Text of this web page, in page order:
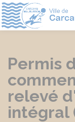
Permis
relevé
intégral